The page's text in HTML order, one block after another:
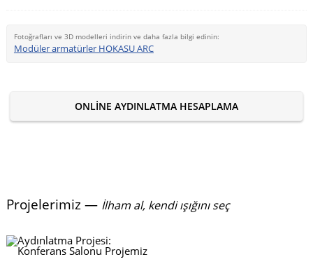
Fotoğrafları ve 3D modelleri indirin ve daha fazla bilgi edinin:
Modüler armatürler HOKASU ARC
ONLINE AYDINLATMA HESAPLAMA
Projelerimiz — İlham al, kendi ışığını seç